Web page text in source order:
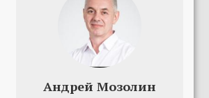
Андрей Мозолин